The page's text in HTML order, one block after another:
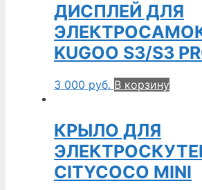
ДИСПЛЕЙ ДЛЯ
KUGOO S3/S3
3 000 руб. В корзину
КРЫЛО ДЛЯ
CITYCOCO MINI